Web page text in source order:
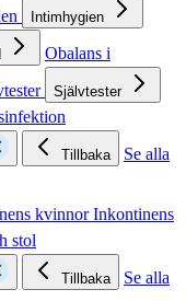
Intimhygien
Obalans i
Självtester
Tillbaka
Se alla
kvinnorInkontinens
stol
Tillbaka
Se alla